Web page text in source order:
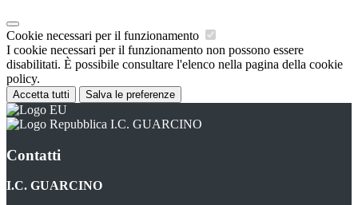
Cookie necessari per il funzionamento
I cookie necessari per il funzionamento non possono essere
disabilitati. È possibile consultare l'elenco nella pagina della cookie
policy.
Accetta tutti Salva le preferenze
I.C. GUARCINO
Contatti
I.C. GUARCINO